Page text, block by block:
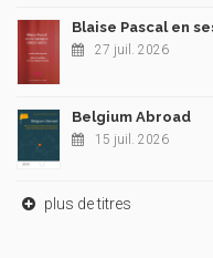
Blaise Pascal en
27 juil. 2026
Belgium Abroad
15 juil. 2026
plus de titres